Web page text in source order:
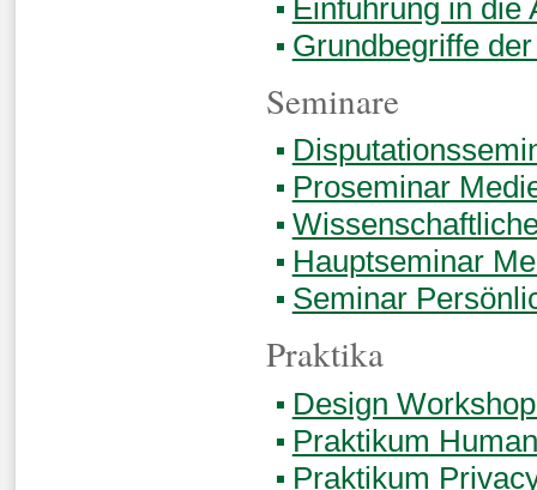
Einführung in die
Grundbegriffe
Seminare
Proseminar
Hauptseminar
Seminar
Praktika
Design
Praktikum
Praktikum